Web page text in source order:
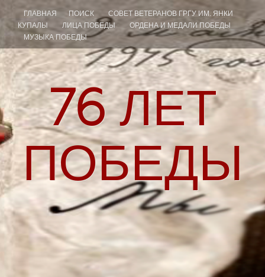
ГЛАВНАЯ ПОИСК
СОВЕТ ВЕТЕРАНОВ ГРГУ ИМ. ЯНКИ
КУПАЛЫ
ЛИЦА ПОБЕДЫ
ОРДЕНА И МЕДАЛИ ПОБЕДЫ
МУЗЫКА ПОБЕДЫ
76ЛЕТ
ПОБЕДЫ